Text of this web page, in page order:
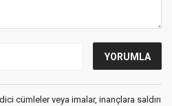
cümleler veya imalar, inançlara saldırı